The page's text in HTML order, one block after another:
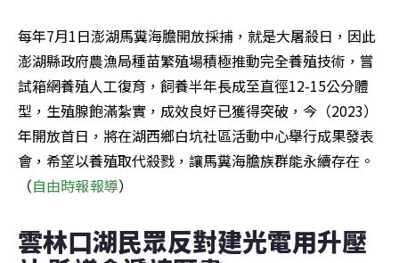
每年7月1日澎湖馬糞海膽開放採捕，就是大屠殺日，因此
澎湖縣政府農漁局種苗繁殖場積極推動完全養殖技術，嘗
試箱網養殖人工復育，飼養半年長成至直徑12-15公分體
型，生殖腺飽滿紮實，成效良好已獲得突破，今（2023）
年開放首日，將在湖西鄉白坑社區活動中心舉行成果發表
會，希望以養殖取代殺戮，讓馬糞海膽族群能永續存在。
（自由時報報導）
雲林口湖民眾反對建光電用升壓